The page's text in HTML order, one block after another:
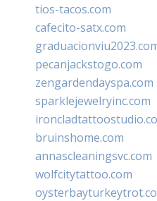
tios-tacos.com
cafecito-satx.com
pecanjackstogo.com
zengardendayspa.com
sparklejewelryinc.com
bruinshome.com
annascleaningsvc.com
wolfcitytattoo.com